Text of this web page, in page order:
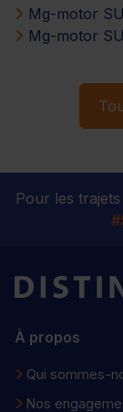
Mg-motor
Mg-motor
Pour les
À propos
Qui sommes-
Nos